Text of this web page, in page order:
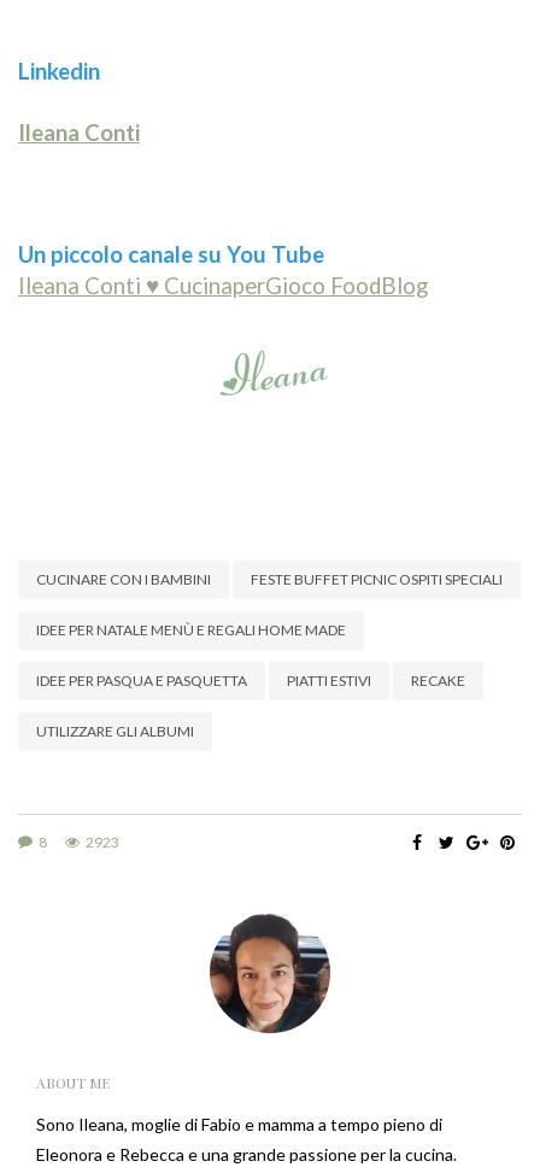
Linkedin
Ileana Conti
Un piccolo canale su You Tube
Ileana Conti ♥ CucinaperGioco FoodBlog
CUCINARE CON I BAMBINI FESTE BUFFET PICNIC OSPITI SPECIALI
IDEE PER NATALE MENÙ E REGALI HOME MADE
IDEE PER PASQUA E PASQUETTA PIATTI ESTIVI RECAKE
UTILIZZARE GLI ALBUMI
8 2923
ABOUT ME
Sono Ileana, moglie di Fabio e mamma a tempo pieno di
Eleonora e Rebecca e una grande passione per la cucina.